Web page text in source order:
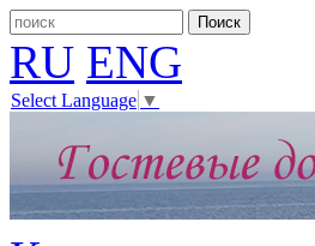
RU ENG
Select Language ▼